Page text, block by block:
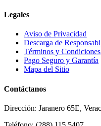
Legales
Aviso de Privacidad
Descarga de
Términos y Condiciones
Pago Seguro y Garantía
Mapa del Sitio
Contáctanos
Dirección: Jaranero 65E,